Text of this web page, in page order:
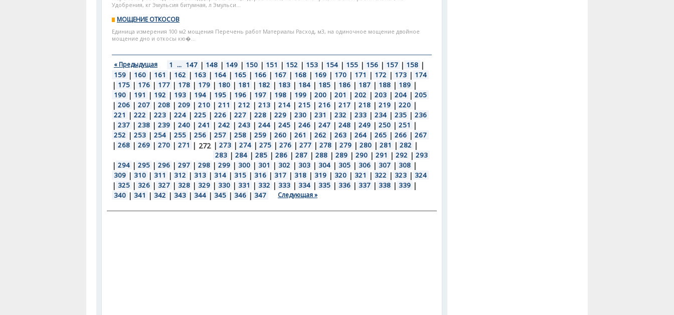
Удобрения, кг Эмульсия битумная, л Эмульси...
МОЩЕНИЕ ОТКОСОВ
Единица измерения 100 м2 мощения Перечень работ Материалы Расход, м3, на одиночное мощение двойное
мощение дно и откосы кю�...
« Предыдущая 1 ... 147 | 148 | 149 | 150 | 151 | 152 | 153 | 154 | 155 | 156 | 157 | 158 |
159 | 160 | 161 | 162 | 163 | 164 | 165 | 166 | 167 | 168 | 169 | 170 | 171 | 172 | 173 | 174
| 175 | 176 | 177 | 178 | 179 | 180 | 181 | 182 | 183 | 184 | 185 | 186 | 187 | 188 | 189 |
190 | 191 | 192 | 193 | 194 | 195 | 196 | 197 | 198 | 199 | 200 | 201 | 202 | 203 | 204 | 205
| 206 | 207 | 208 | 209 | 210 | 211 | 212 | 213 | 214 | 215 | 216 | 217 | 218 | 219 | 220 |
221 | 222 | 223 | 224 | 225 | 226 | 227 | 228 | 229 | 230 | 231 | 232 | 233 | 234 | 235 | 236
| 237 | 238 | 239 | 240 | 241 | 242 | 243 | 244 | 245 | 246 | 247 | 248 | 249 | 250 | 251 |
252 | 253 | 254 | 255 | 256 | 257 | 258 | 259 | 260 | 261 | 262 | 263 | 264 | 265 | 266 | 267
| 268 | 269 | 270 | 271 | 272 | 273 | 274 | 275 | 276 | 277 | 278 | 279 | 280 | 281 | 282 |
283 | 284 | 285 | 286 | 287 | 288 | 289 | 290 | 291 | 292 | 293
| 294 | 295 | 296 | 297 | 298 | 299 | 300 | 301 | 302 | 303 | 304 | 305 | 306 | 307 | 308 |
309 | 310 | 311 | 312 | 313 | 314 | 315 | 316 | 317 | 318 | 319 | 320 | 321 | 322 | 323 | 324
| 325 | 326 | 327 | 328 | 329 | 330 | 331 | 332 | 333 | 334 | 335 | 336 | 337 | 338 | 339 |
340 | 341 | 342 | 343 | 344 | 345 | 346 | 347 Следующая »